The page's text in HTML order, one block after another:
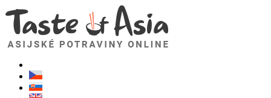
TasteOfAsia.cz
Neváhejte se zeptat. Jsem tady pro vás!